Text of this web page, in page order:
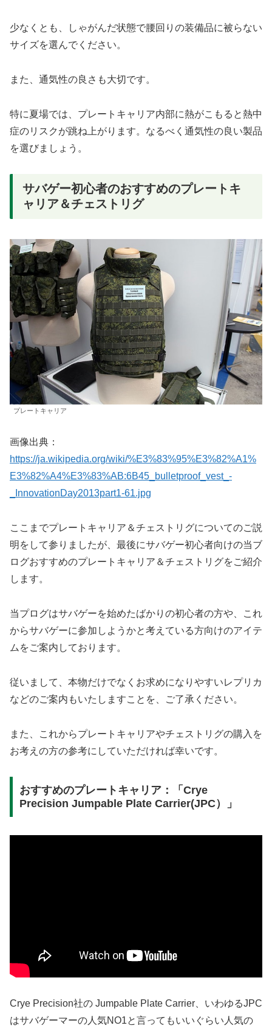
少なくとも、しゃがんだ状態で腰回りの装備品に被らない
サイズを選んでください。
また、通気性の良さも大切です。
特に夏場では、プレートキャリア内部に熱がこもると熱中
症のリスクが跳ね上がります。なるべく通気性の良い製品
を選びましょう。
サバゲー初心者のおすすめのプレートキ
ャリア＆チェストリグ
プレートキャリア
画像出典：
https://ja.wikipedia.org/wiki/%E3%83%95%E3%82%A1%
E3%82%A4%E3%83%AB:6B45_bulletproof_vest_-
_InnovationDay2013part1-61.jpg
ここまでプレートキャリア＆チェストリグについてのご説
明をして参りましたが、最後にサバゲー初心者向けの当ブ
ログおすすめのプレートキャリア＆チェストリグをご紹介
します。
当プログはサバゲーを始めたばかりの初心者の方や、これ
からサバゲーに参加しようかと考えている方向けのアイテ
ムをご案内しております。
従いまして、本物だけでなくお求めになりやすいレプリカ
などのご案内もいたしますことを、ご了承ください。
また、これからプレートキャリアやチェストリグの購入を
お考えの方の参考にしていただければ幸いです。
おすすめのプレートキャリア：「Crye
Precision Jumpable Plate Carrier(JPC）」
Crye Precision社の Jumpable Plate Carrier、いわゆるJPC
はサバゲーマーの人気NO1と言ってもいいぐらい人気の